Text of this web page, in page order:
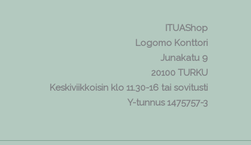
ITUAShop
Logomo Konttori
Junakatu 9
20100 TURKU
Keskiviikkoisin klo 11.30-16 tai sovitusti
Y-tunnus 1475757-3